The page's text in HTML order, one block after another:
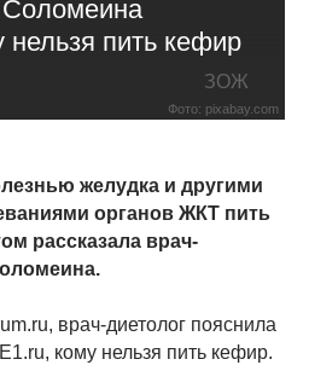
нельзя пить кефир
ЗОЖ
Фото: pixabay.com
желудка и другими
органов ЖКТ пить
рассказала врач-
врач-диетолог пояснила
кому нельзя пить кефир.